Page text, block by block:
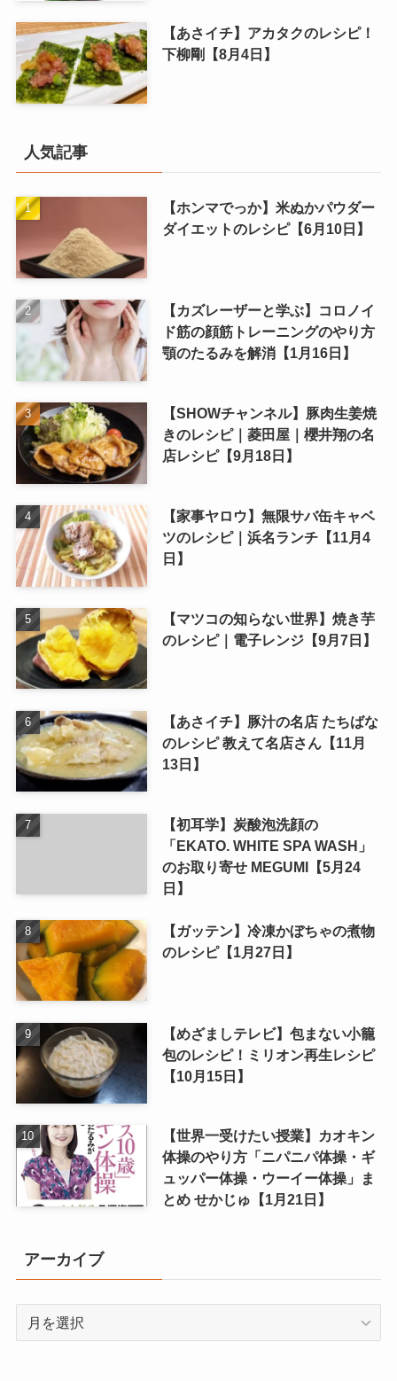
【あさイチ】アカタクのレシピ！
下柳剛【8月4日】
人気記事
【ホンマでっか】米ぬかパウダー
ダイエットのレシピ【6月10日】
【カズレーザーと学ぶ】コロノイ
ド筋の顔筋トレーニングのやり方
顎のたるみを解消【1月16日】
【SHOWチャンネル】豚肉生姜焼
きのレシピ｜菱田屋｜櫻井翔の名
店レシピ【9月18日】
【家事ヤロウ】無限サバ缶キャベ
ツのレシピ｜浜名ランチ【11月4
日】
【マツコの知らない世界】焼き芋
のレシピ｜電子レンジ【9月7日】
【あさイチ】豚汁の名店 たちばな
のレシピ 教えて名店さん【11月
13日】
【初耳学】炭酸泡洗顔の
「EKATO. WHITE SPA WASH」
のお取り寄せ MEGUMI【5月24
日】
【ガッテン】冷凍かぼちゃの煮物
のレシピ【1月27日】
【めざましテレビ】包まない小籠
包のレシピ！ミリオン再生レシピ
【10月15日】
【世界一受けたい授業】カオキン
体操のやり方「ニパニパ体操・ギ
ュッパー体操・ウーイー体操」ま
とめ せかじゅ【1月21日】
アーカイブ